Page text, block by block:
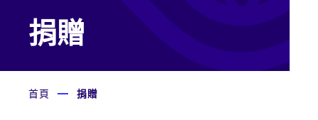
捐贈
首頁 捐贈